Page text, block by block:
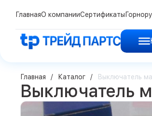
ГлавнаяО компанииСертификаты
Главная Каталог Выключатель
Выключатель